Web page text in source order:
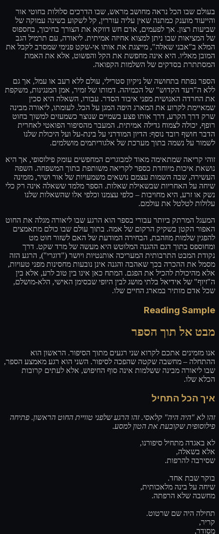
בעולם שבו הכל נראה מחושב מראש, שבו הדרכים סלולות בחוטי אור
והייעוד מוענק כמתנה שאין עליה עוררין, קל לשקוע בשינה עמוקה של
שביעות רצון. אך לפעמים, אדם חש דווקא את הצורך בחיכוך, בחספוס
של המציאות שבו ניתן למצוא אחיזה אמיתית. ליאורה, עם תרמיל הגב
המלא ב"אבני שאלה", מייצגת את אותו אי-שקט פנימי שמסרב לקבל את
המובן מאליו. היא אינה מחפשת את הקל והפשוט, אלא את האמת
המסתתרת בסדקים של השלמות הקפואה.
הספר נפתח בתחושה של ניקיון סטרילי, עולם ללא רעב או עמל, אך גם
ללא ה"רעד הקדוש" של הכמיהה. דמותו של זמיר, אמן המנגינות, משקפת
את החרדה האנושית מפני איבוד הסדר. עבורו, השאלה היא סכין
שמאיימת לקרוע את המארג היפה המגן על הכל. לעומתו, ליאורה מבינה
שרק דרך הקרע, דרך אותו פצע בשמיים שנוצר כשמעזים למשוך בחוט
רופף, יכולה לצמוח גדילה אמיתית. המעבר מהסיפור הפואטי לאחרית
הדבר חושף רובד נוסף: הדיון המודרני על בינת-על ועל היכולת שלנו
לשמור על נשמה בתוך מערכת של אלגוריתמים מושלמים.
זוהי קריאה שמתאימה מאוד למבוגרים המחפשים עומק פילוסופי, אך היא
נושאת איכות מיוחדת כספר לקריאה משותפת בתוך המשפחה. השפה
העשירה, שבה השמות עצמם נושאים משמעויות של אור ושיר, מזמינה
שיחה על האחריות שבשאילת שאלות. הספר מלמד ששאלה אינה רק כלי
נשק או זרע, היא מחויבות – כלפי עצמנו וכלפי אלו שהשאלות שלנו
עלולות לטלטל את עולמם.
המעגל המרתק ביותר עבורי בספר הוא הרגע שבו ליאורה מגלה את החוט
האפור הקטן בשקיק הרקום של אמה. בתוך עולם שבו כולם מתאמצים
להפגין שלמות מוזהבת, הבחירה המודעת של האם לשזור חוט מט
ומחוספס בתוך דגם ההגנה המלוטש היא מעשה של מרד שקט. דרך
נקודת המבט התרבותית המעריכה אותנטיות ויושר ("דוגרי"), הרגע הזה
מסמל את ההכרה בכך שאהבה והגנה אינן נובעות מחסינות מפני טעויות,
אלא מהיכולת להכיל את הפגם. המתח כאן אינו בין טוב לרע, אלא בין
ה"זיוף" של אידיאל בלתי מושג לבין היופי שבסימן האישי, הלא-מושלם,
שכל אדם מותיר במארג החיים שלו.
Reading Sample
מבט אל תוך הספר
אנו מזמינים אתכם לקרוא שני רגעים מתוך הסיפור. הראשון הוא
ההתחלה – מחשבה שקטה שהפכה לסיפור. השני הוא רגע מאמצע הספר,
שבו ליאורה מבינה ששלמות אינה סוף החיפוש, אלא לעתים קרובות
הכלא שלו.
איך הכל התחיל
זהו לא "היה היה" קלאסי. זהו הרגע שלפני טוויית החוט הראשון. פתיחה
פילוסופית שקובעת את הטון למסע.
לא באגדה מתחיל סיפורנו,
אלא בשאלה,
שסירבה להרפות.
בוקר שבת אחד.
שיחה על בינה מלאכותית,
מחשבה שלא הרפתה.
תחילה היה שם שרטוט.
קריר,
מסודר,